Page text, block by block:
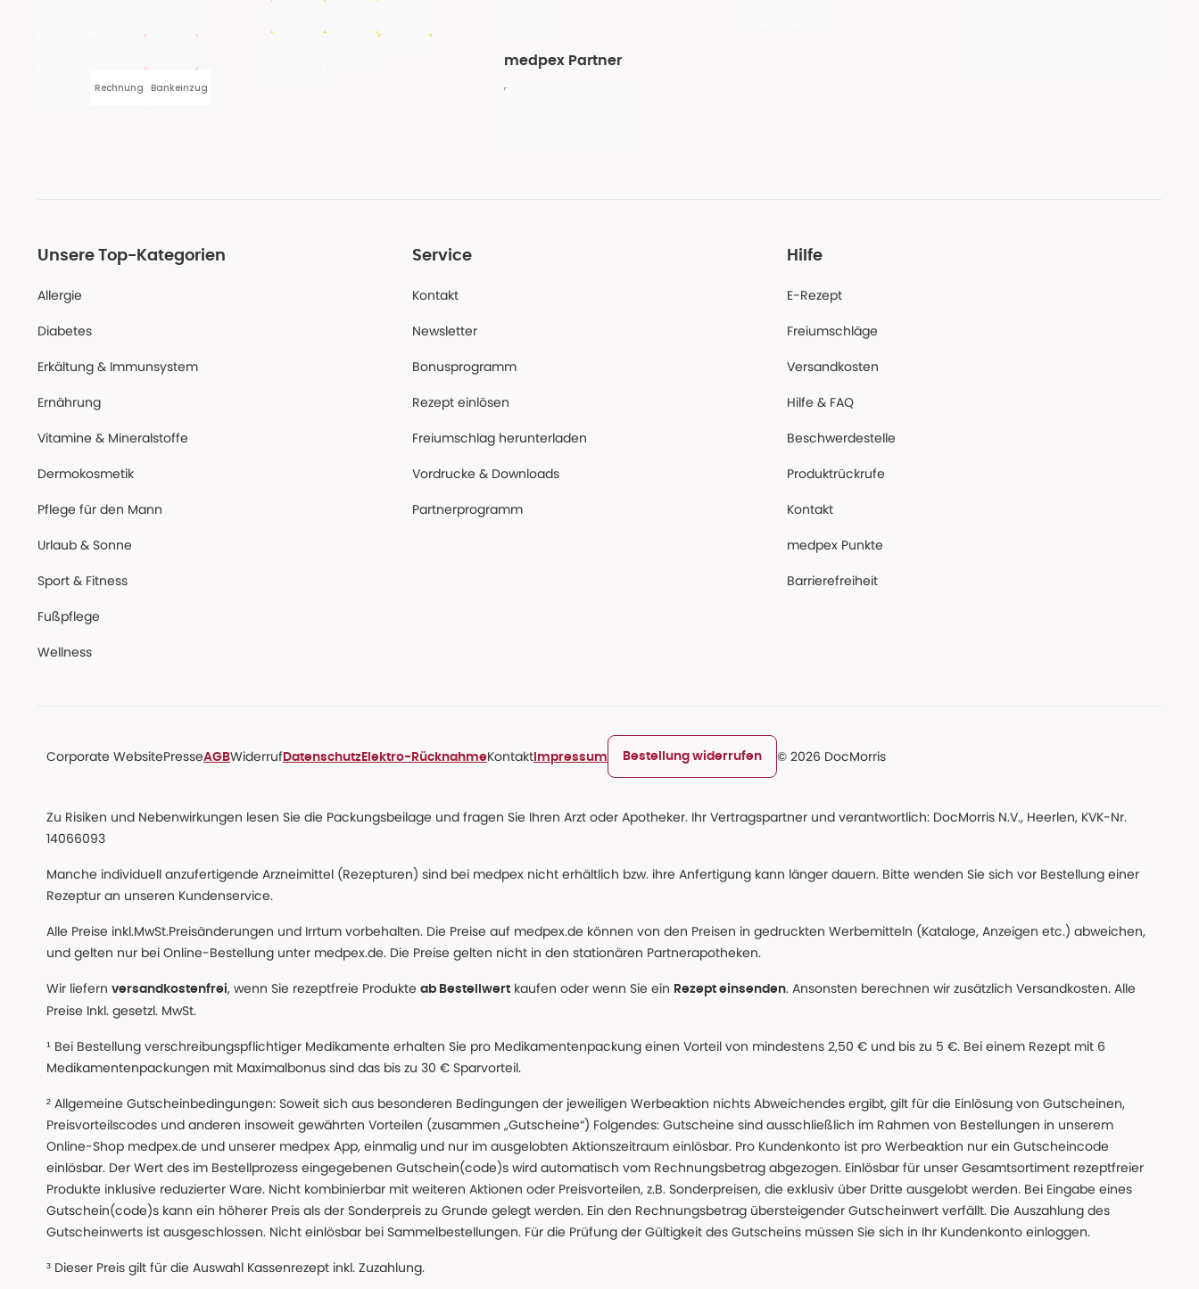
Rechnung Bankeinzug
medpex Partner
Unsere Top-Kategorien
Allergie
Diabetes
Erkältung & Immunsystem
Ernährung
Vitamine & Mineralstoffe
Dermokosmetik
Pflege für den Mann
Urlaub & Sonne
Sport & Fitness
Fußpflege
Wellness
Service
Kontakt
Newsletter
Bonusprogramm
Rezept einlösen
Freiumschlag herunterladen
Vordrucke & Downloads
Partnerprogramm
Hilfe
E-Rezept
Freiumschläge
Versandkosten
Hilfe & FAQ
Beschwerdestelle
Produktrückrufe
Kontakt
medpex Punkte
Barrierefreiheit
Corporate WebsitePresseAGBWiderruf Datenschutz Elektro-RücknahmeKontakt Impressum Bestellung widerrufen © 2026 DocMorris
Zu Risiken und Nebenwirkungen lesen Sie die Packungsbeilage und fragen Sie Ihren Arzt oder Apotheker. Ihr Vertragspartner und verantwortlich: DocMorris N.V., Heerlen, KVK-Nr.
14066093
Manche individuell anzufertigende Arzneimittel (Rezepturen) sind bei medpex nicht erhältlich bzw. ihre Anfertigung kann länger dauern. Bitte wenden Sie sich vor Bestellung einer
Rezeptur an unseren Kundenservice.
Alle Preise inkl.MwSt.Preisänderungen und Irrtum vorbehalten. Die Preise auf medpex.de können von den Preisen in gedruckten Werbemitteln (Kataloge, Anzeigen etc.) abweichen,
und gelten nur bei Online-Bestellung unter medpex.de. Die Preise gelten nicht in den stationären Partnerapotheken.
Wir liefern versandkostenfrei, wenn Sie rezeptfreie Produkte ab Bestellwert kaufen oder wenn Sie ein Rezept einsenden. Ansonsten berechnen wir zusätzlich Versandkosten. Alle
Preise Inkl. gesetzl. MwSt.
¹ Bei Bestellung verschreibungspflichtiger Medikamente erhalten Sie pro Medikamentenpackung einen Vorteil von mindestens 2,50 € und bis zu 5 €. Bei einem Rezept mit 6
Medikamentenpackungen mit Maximalbonus sind das bis zu 30 € Sparvorteil.
² Allgemeine Gutscheinbedingungen: Soweit sich aus besonderen Bedingungen der jeweiligen Werbeaktion nichts Abweichendes ergibt, gilt für die Einlösung von Gutscheinen,
Preisvorteilscodes und anderen insoweit gewährten Vorteilen (zusammen „Gutscheine“) Folgendes: Gutscheine sind ausschließlich im Rahmen von Bestellungen in unserem
Online-Shop medpex.de und unserer medpex App, einmalig und nur im ausgelobten Aktionszeitraum einlösbar. Pro Kundenkonto ist pro Werbeaktion nur ein Gutscheincode
einlösbar. Der Wert des im Bestellprozess eingegebenen Gutschein(code)s wird automatisch vom Rechnungsbetrag abgezogen. Einlösbar für unser Gesamtsortiment rezeptfreier
Produkte inklusive reduzierter Ware. Nicht kombinierbar mit weiteren Aktionen oder Preisvorteilen, z.B. Sonderpreisen, die exklusiv über Dritte ausgelobt werden. Bei Eingabe eines
Gutschein(code)s kann ein höherer Preis als der Sonderpreis zu Grunde gelegt werden. Ein den Rechnungsbetrag übersteigender Gutscheinwert verfällt. Die Auszahlung des
Gutscheinwerts ist ausgeschlossen. Nicht einlösbar bei Sammelbestellungen. Für die Prüfung der Gültigkeit des Gutscheins müssen Sie sich in Ihr Kundenkonto einloggen.
³ Dieser Preis gilt für die Auswahl Kassenrezept inkl. Zuzahlung.